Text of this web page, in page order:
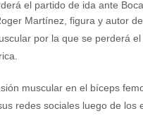
Martínez, figura y autor
por la que se perderá
muscular en el bíceps
redes sociales luego de los